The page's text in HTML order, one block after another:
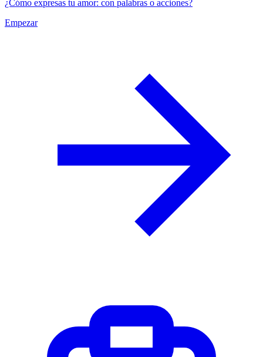
¿Cómo expresas tu amor: con palabras o acciones?
Empezar